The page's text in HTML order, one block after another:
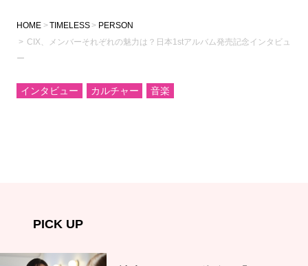
HOME TIMELESS
PERSON
CIX、メンバーそれぞれの魅力は？日本1stアルバム発売記念インタビュ
ー
インタビュー カルチャー 音楽
PICK UP